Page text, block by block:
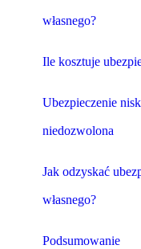
własnego?
Ile kosztuje
Ubezpieczenie
niedozwolona
Jak odzyskać
własnego?
Podsumowanie